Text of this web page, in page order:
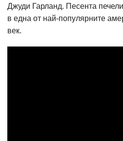
Джуди Гарланд. Песента
в една от най-популярните
век.